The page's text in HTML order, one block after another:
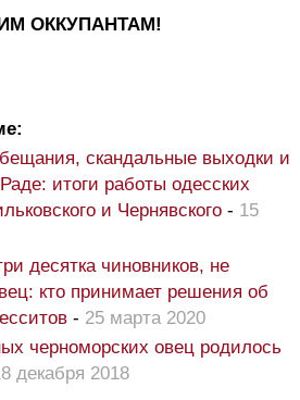
ОККУПАНТАМ!
скандальные выходки и
итоги работы одесских
и Чернявского - 15
десятка чиновников, не
кто принимает решения об
- 25 марта 2020
черноморских овец родилось
декабря 2018